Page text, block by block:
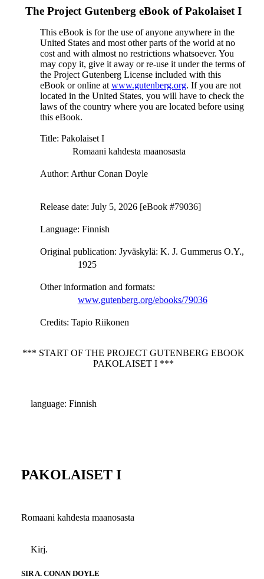
The Project Gutenberg eBook ofPakolaiset I
This eBook is for the use of anyone anywhere in the
United States and most other parts of the world at no
cost and with almost no restrictions whatsoever. You
may copy it, give it away or re-use it under the terms of
the Project Gutenberg License included with this
eBook or online at www.gutenberg.org. If you are not
located in the United States, you will have to check the
laws of the country where you are located before using
this eBook.
Title: Pakolaiset I
Romaani kahdesta maanosasta
Author: Arthur Conan Doyle
Release date: July 5, 2026 [eBook #79036]
Language: Finnish
Original publication: Jyväskylä: K. J. Gummerus O.Y.,
1925
Other information and formats:
www.gutenberg.org/ebooks/79036
Credits: Tapio Riikonen
*** START OF THE PROJECT GUTENBERG EBOOK
PAKOLAISET I ***
language: Finnish
PAKOLAISET I
Romaani kahdesta maanosasta
Kirj.
SIR A. CONAN DOYLE